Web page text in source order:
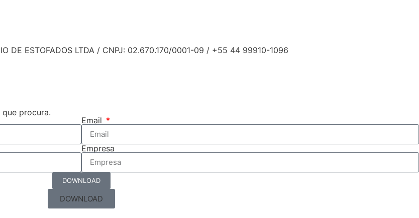
DE ESTOFADOS LTDA / CNPJ: 02.670.170/0001-09 / +55 44 99910-1096
procura.
Email
Empresa
DOWNLOAD
DOWNLOAD